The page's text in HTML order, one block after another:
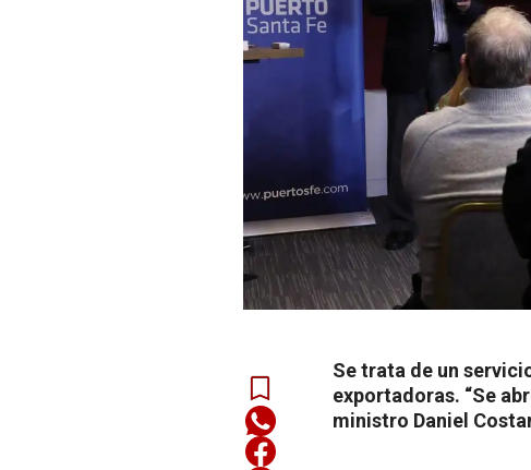
Se trata de un
exportadoras. “Se
ministro Daniel